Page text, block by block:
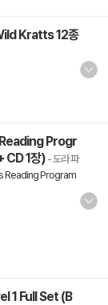
Kratts 12종
Progr
CD 1장) - 도라 파
Reading Program
1 Full Set (B